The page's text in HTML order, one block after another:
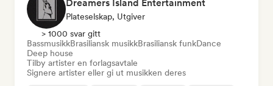
Dreamers Island Entertainment
Plateselskap, Utgiver
> 1000 svar gitt
BassmusikkBrasiliansk musikkBrasiliansk funkDance
Deep house
Tilby artister en forlagsavtale
Signere artister eller gi ut musikken deres